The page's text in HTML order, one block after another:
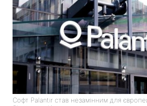
Софт Palantir став незамінним для